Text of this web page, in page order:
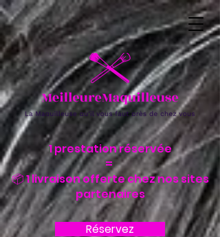
1 prestation réservée
=
📦 1 livraison offerte chez nos sites
partenaires
Réservez